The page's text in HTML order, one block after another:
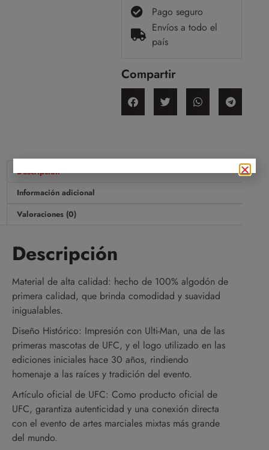
Pago seguro
Envíos a todo el
país
Compartir
Descripción
Información adicional
Valoraciones (0)
Descripción
Material de alta calidad: hecho de 100% algodón de
primera calidad, que brinda comodidad y suavidad
inigualables.
Diseño Histórico: Impresión con Ulti-Man, una de las
primeras mascotas de UFC, y el logo utilizado en las
ediciones iniciales hace 30 años, rindiendo
homenaje a las raíces y tradición del evento.
Artículo oficial de UFC: Como producto oficial de
UFC, garantiza autenticidad y una conexión directa
con el evento de artes marciales mixtas más grande
del mundo.